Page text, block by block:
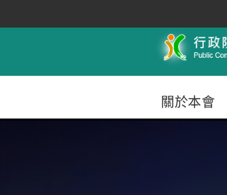
行政院公共工程委員會
關於本會